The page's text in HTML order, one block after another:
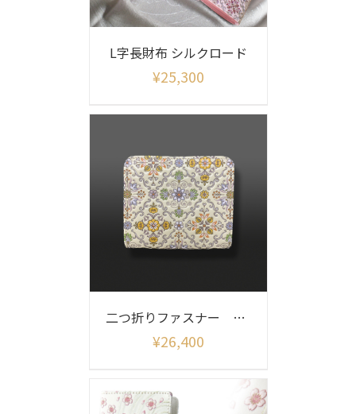
L字長財布 シルクロード
¥25,300
二つ折りファスナー シルクロード
¥26,400